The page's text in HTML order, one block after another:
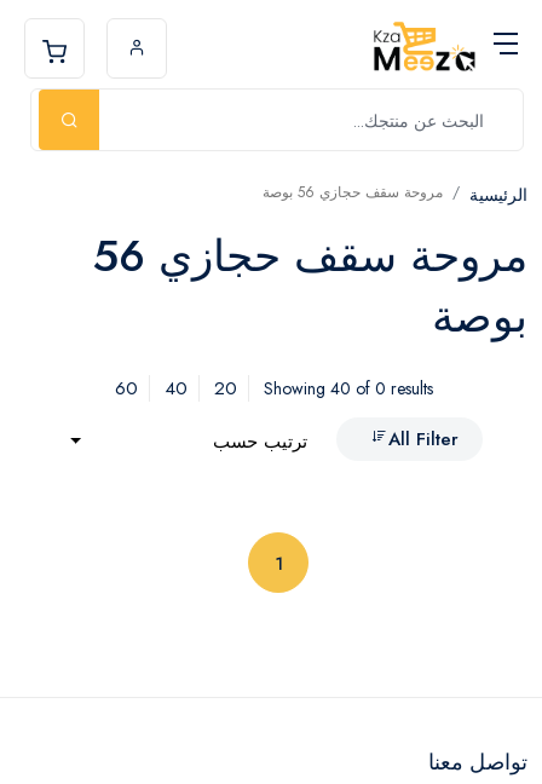
الرئيسية مروحة سقف حجازي 56 بوصة
مروحة سقف حجازي 56
بوصة
Showing 40 of 0 results
20
40
60
All Filter
ترتيب حسب
1
تواصل معنا